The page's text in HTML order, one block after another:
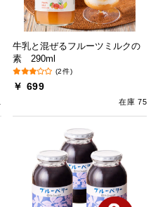
牛乳と混ぜるフルーツミルクの
素 290ml
(2件)
￥ 699
在庫 75